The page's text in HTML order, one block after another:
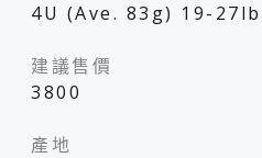
4U (Ave. 83g) 19-
建議售價
3800
產地